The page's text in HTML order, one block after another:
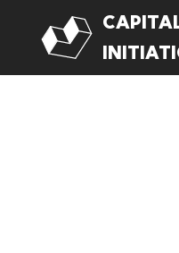
au